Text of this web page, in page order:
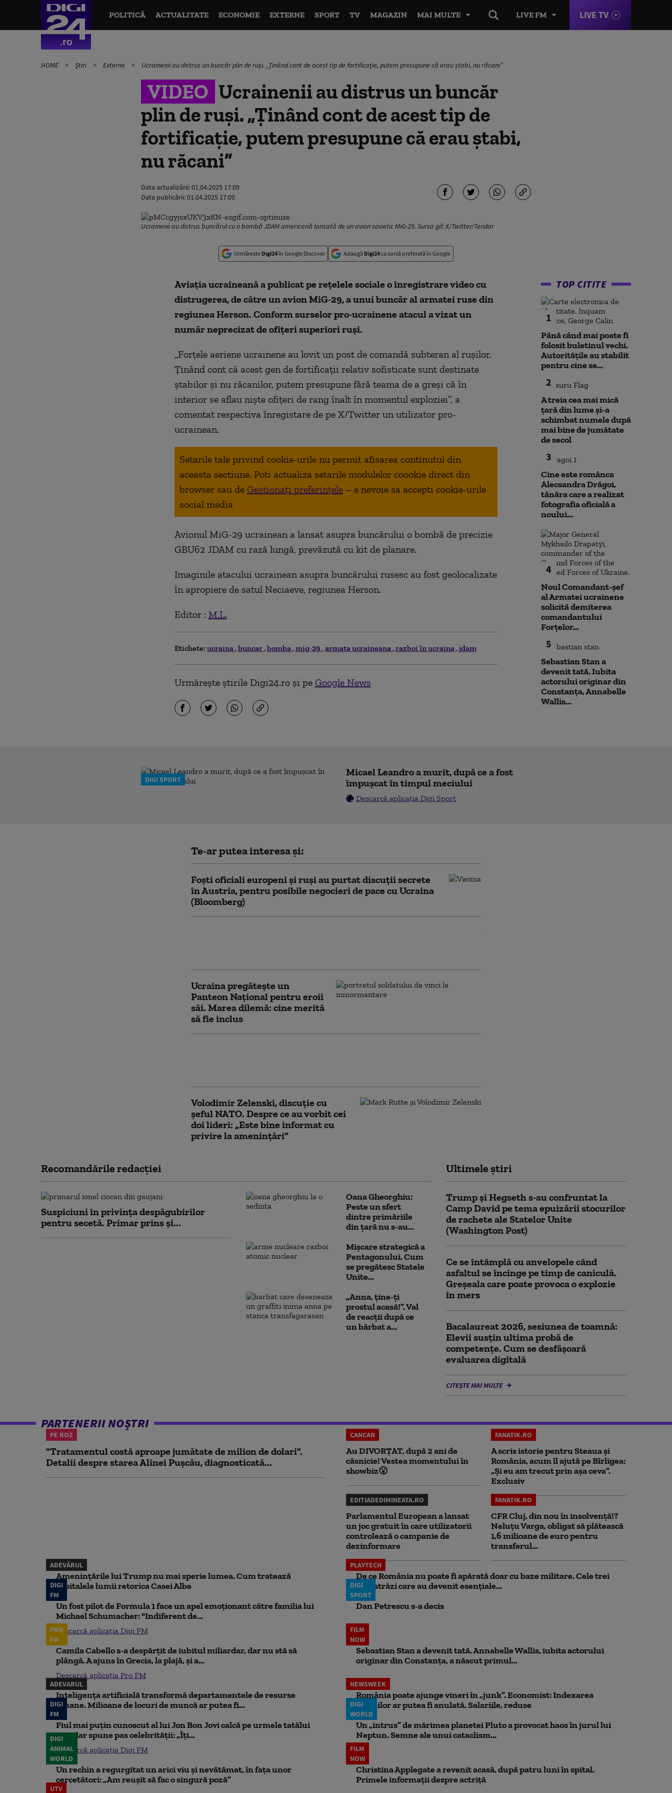
LIVE FM LIVE TV
POLITICĂ ACTUALITATE ECONOMIE EXTERNE SPORT TV MAGAZIN MAI MULTE
HOME Știri Externe Ucrainenii au distrus un buncăr plin de ruși. „Ținând cont de acest tip de fortificație, putem presupune că erau ștabi, nu răcani”
VIDEO Ucrainenii au distrus un buncăr
plin de ruși. „Ținând cont de acest tip de
fortificație, putem presupune că erau ștabi,
nu răcani”
Data actualizării:01.04.2025 17:09
Data publicării:01.04.2025 17:00
Ucrainenii au distrus buncărul cu o bombă JDAM americană lansată de un avion sovietic MiG-29. Sursa gif: X/Twitter/Tendar
Urmărește Digi24în Google Discover Adaugă Digi24ca sursă preferată în Google
Aviația ucraineană a publicat pe rețelele sociale o înregistrare video cu
distrugerea, de către un avion MiG-29, a unui buncăr al armatei ruse din
regiunea Herson. Conform surselor pro-ucrainene atacul a vizat un
număr neprecizat de ofițeri superiori ruși.
„Forțele aeriene ucrainene au lovit un post de comandă subteran al rușilor.
Ținând cont că acest gen de fortificații relativ sofisticate sunt destinate
ștabilor și nu răcanilor, putem presupune fără teama de a greși că în
interior se aflau niște ofițeri de rang înalt în momentul exploziei”, a
comentat respectiva înregistare de pe X/Twitter un utilizator pro-
ucrainean.
Setarile tale privind cookie-urile nu permit afisarea continutul din
aceasta sectiune. Poti actualiza setarile modulelor coookie direct din
browser sau de Gestionați preferințele – e nevoie sa accepti cookie-urile
social media
Avionul MiG-29 ucrainean a lansat asupra buncărului o bombă de precizie
GBU62 JDAM cu rază lungă, prevăzută cu kit de planare.
Imaginile atacului ucrainean asupra buncărului rusesc au fost geolocalizate
în apropiere de satul Neciaeve, regiunea Herson.
Editor : M.L.
Etichete: ucraina buncar bomba mig-29 armata ucraineana razboi în ucraina jdam
Urmărește știrile Digi24.ro și pe Google News
TOP CITITE
1
Până când mai poate fi
folosit buletinul vechi.
Autoritățile au stabilit
pentru cine se...
2
A treia cea mai mică
țară din lume și-a
schimbat numele după
mai bine de jumătate
de secol
3
Cine este românca
Alecsandra Drăgoi,
tânăra care a realizat
fotografia oficială a
noului...
4
Noul Comandant-șef
al Armatei ucrainene
solicită demiterea
comandantului
Forțelor...
5
Sebastian Stan a
devenit tată. Iubita
actorului originar din
Constanța, Annabelle
Wallis...
DIGI SPORT
Micael Leandro a murit, după ce a fost
împușcat în timpul meciului
Descarcă aplicația Digi Sport
Te-ar putea interesa și:
Foști oficiali europeni și ruși au purtat discuții secrete
în Austria, pentru posibile negocieri de pace cu Ucraina
(Bloomberg)
Ucraina pregătește un
Panteon Național pentru eroii
săi. Marea dilemă: cine merită
să fie inclus
Volodimir Zelenski, discuție cu
șeful NATO. Despre ce au vorbit cei
doi lideri: „Este bine informat cu
privire la amenințări”
Recomandările redacţiei
Suspiciuni în privința despăgubirilor
pentru secetă. Primar prins și...
Oana Gheorghiu:
Peste un sfert
dintre primăriile
din țară nu s-au...
Mișcare strategică a
Pentagonului. Cum
se pregătesc Statele
Unite...
„Anna, ţine-ţi
prostul acasă!”. Val
de reacții după ce
un bărbat a...
Ultimele știri
Trump şi Hegseth s-au confruntat la
Camp David pe tema epuizării stocurilor
de rachete ale Statelor Unite
(Washington Post)
Ce se întâmplă cu anvelopele când
asfaltul se încinge pe timp de caniculă.
Greșeala care poate provoca o explozie
în mers
Bacalaureat 2026, sesiunea de toamnă:
Elevii susțin ultima probă de
competențe. Cum se desfășoară
evaluarea digitală
CITEȘTE MAI MULTE
PARTENERII NOȘTRI
PE ROZ
"Tratamentul costă aproape jumătate de milion de dolari".
Detalii despre starea Alinei Pușcău, diagnosticată...
CANCAN
Au DIVORȚAT, după 2 ani de
căsnicie! Vestea momentului în
showbiz😮
FANATIK.RO
A scris istorie pentru Steaua și
România, acum îl ajută pe Bîrligea:
„Și eu am trecut prin așa ceva”.
Exclusiv
EDITIADEDIMINEATA.RO
Parlamentul European a lansat
un joc gratuit în care utilizatorii
controlează o campanie de
dezinformare
FANATIK.RO
CFR Cluj, din nou în insolvență!?
Neluțu Varga, obligat să plătească
1,6 milioane de euro pentru
transferul...
ADEVĂRUL
Amenințările lui Trump nu mai sperie lumea. Cum tratează
capitalele lumii retorica Casei Albe
PLAYTECH
De ce România nu poate fi apărată doar cu baze militare. Cele trei
autostrăzi care au devenit esențiale...
DIGI
FM
Un fost pilot de Formula 1 face un apel emoționant către familia lui
Michael Schumacher: "Indiferent de...
Descarcă aplicația Digi FM
DIGI
SPORT
Dan Petrescu s-a decis
PRO
FM
Camila Cabello s-a despărțit de iubitul miliardar, dar nu stă să
plângă. A ajuns în Grecia, la plajă, și a...
Descarcă aplicația Pro FM
FILM
NOW
Sebastian Stan a devenit tată. Annabelle Wallis, iubita actorului
originar din Constanța, a născut primul...
ADEVARUL
Inteligența artificială transformă departamentele de resurse
umane. Milioane de locuri de muncă ar putea fi...
NEWSWEEK
România poate ajunge vineri în „junk”. Economist: Indexarea
pensiilor ar putea fi anulată. Salariile, reduse
DIGI
FM
Fiul mai puțin cunoscut al lui Jon Bon Jovi calcă pe urmele tatălui
său, dar spune pas celebrității: „Îți...
Descarcă aplicația Digi FM
DIGI
WORLD
Un „intrus” de mărimea planetei Pluto a provocat haos în jurul lui
Neptun. Semne ale unui cataclism...
DIGI
ANIMAL
WORLD
Un rechin a regurgitat un arici viu și nevătămat, în fața unor
cercetători: „Am reușit să fac o singură poză”
FILM
NOW
Christina Applegate a revenit acasă, după patru luni în spital.
Primele informații despre actriță
UTV